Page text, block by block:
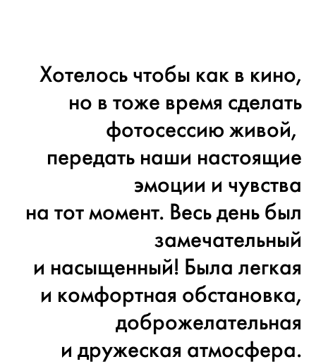
Хотелось чтобы как в кино,
но в тоже время сделать
фотосессию живой,
передать наши настоящие
эмоции и чувства
на тот момент. Весь день был
замечательный
и насыщенный! Была легкая
и комфортная обстановка,
доброжелательная
и дружеская атмосфера.